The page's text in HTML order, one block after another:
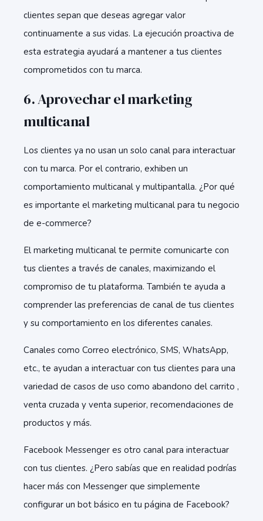
clientes sepan que deseas agregar valor
continuamente a sus vidas. La ejecución proactiva de
esta estrategia ayudará a mantener a tus clientes
comprometidos con tu marca.
6. Aprovechar el marketing
multicanal
Los clientes ya no usan un solo canal para interactuar
con tu marca. Por el contrario, exhiben un
comportamiento multicanal y multipantalla. ¿Por qué
es importante el marketing multicanal para tu negocio
de e-commerce?
El marketing multicanal te permite comunicarte con
tus clientes a través de canales, maximizando el
compromiso de tu plataforma. También te ayuda a
comprender las preferencias de canal de tus clientes
y su comportamiento en los diferentes canales.
Canales como Correo electrónico, SMS, WhatsApp,
etc., te ayudan a interactuar con tus clientes para una
variedad de casos de uso como abandono del carrito ,
venta cruzada y venta superior, recomendaciones de
productos y más.
Facebook Messenger es otro canal para interactuar
con tus clientes. ¿Pero sabías que en realidad podrías
hacer más con Messenger que simplemente
configurar un bot básico en tu página de Facebook?